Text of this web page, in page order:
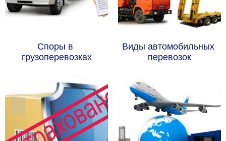
Споры в
грузоперевозках
Виды автомобильных
перевозок